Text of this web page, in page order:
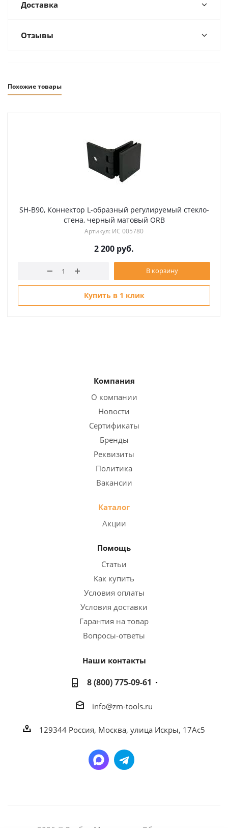
Доставка
Отзывы
Похожие товары
SH-B90, Коннектор L-образный регулируемый стекло-
стена, черный матовый ORB
Артикул: ИС 005780
2 200 руб.
В корзину
Купить в 1 клик
Компания
О компании
Новости
Сертификаты
Бренды
Реквизиты
Политика
Вакансии
Каталог
Акции
Помощь
Статьи
Как купить
Условия оплаты
Условия доставки
Гарантия на товар
Вопросы-ответы
Наши контакты
8 (800) 775-09-61
info@zm-tools.ru
129344 Россия, Москва, улица Искры, 17Ас5